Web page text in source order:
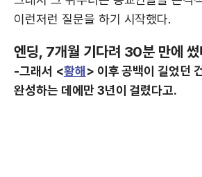
이런저런 질문을 하기 시작했다.
엔딩, 7개월 기다려 30분 만에
-그래서 <황해> 이후 공백이 길었던
완성하는 데에만 3년이 걸렸다고.